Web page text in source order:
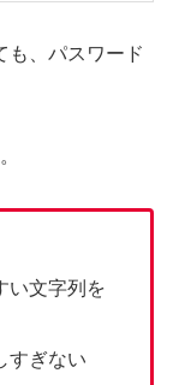
も、パスワード
い文字列を
すぎない